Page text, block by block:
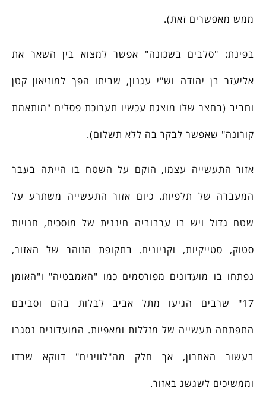
ממש מאפשרים זאת).
בפינת: "סלבים בשכונה" אפשר למצוא בין השאר את
אליעזר בן יהודה וש"י עגנון, שביתו הפך למוזיאון קטן
וחביב (בחצר שלו מוצגת עכשיו תערוכת פסלים "מותאמת
קורונה" שאפשר לבקר בה ללא תשלום).
אזור התעשייה עצמו, הוקם על השטח בו הייתה בעבר
המעברה של תלפיות. כיום אזור התעשייה משתרע על
שטח גדול ויש בו ערבוביה חיננית של מוסכים, חנויות
סטוק, סטייקיות, וקניונים. בתקופת הזוהר של האזור,
נפתחו בו מועדונים מפורסמים כמו "האמבטיה" ו"האומן
17" שרבים הגיעו מתל אביב לבלות בהם וסביבם
התפתחה תעשייה של מזללות ומאפיות. המועדונים נסגרו
בעשור האחרון, אך חלק מה"לווינים" דווקא שרדו
וממשיכים לשגשג באזור.